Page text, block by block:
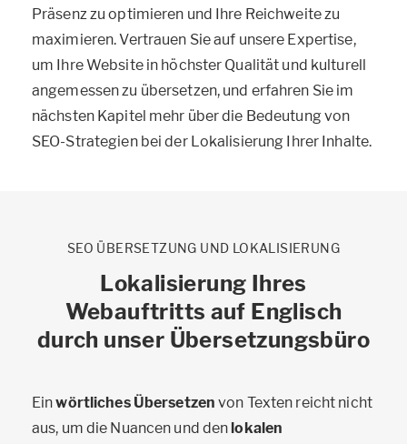
Präsenz zu optimieren und Ihre Reichweite zu
maximieren. Vertrauen Sie auf unsere Expertise,
um Ihre Website in höchster Qualität und kulturell
angemessen zu übersetzen, und erfahren Sie im
nächsten Kapitel mehr über die Bedeutung von
SEO-Strategien bei der Lokalisierung Ihrer Inhalte.
SEO ÜBERSETZUNG UND LOKALISIERUNG
Lokalisierung Ihres
Webauftritts auf Englisch
durch unser Übersetzungsbüro
Einwörtliches Übersetzen von Texten reicht nicht
aus, um die Nuancen und den lokalen